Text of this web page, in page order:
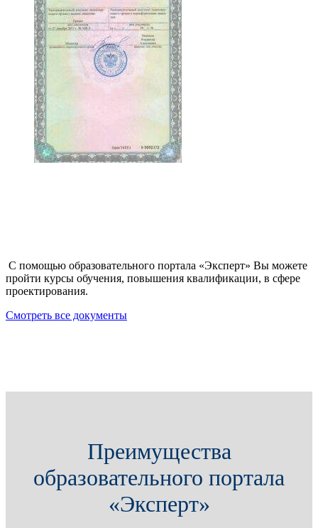
С помощью образовательного портала «Эксперт» Вы можете
пройти курсы обучения, повышения квалификации, в сфере
проектирования.
Смотреть все документы
Преимущества
образовательного портала
«Эксперт»